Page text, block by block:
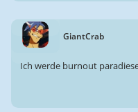
GiantCrab
Ich werde burnout